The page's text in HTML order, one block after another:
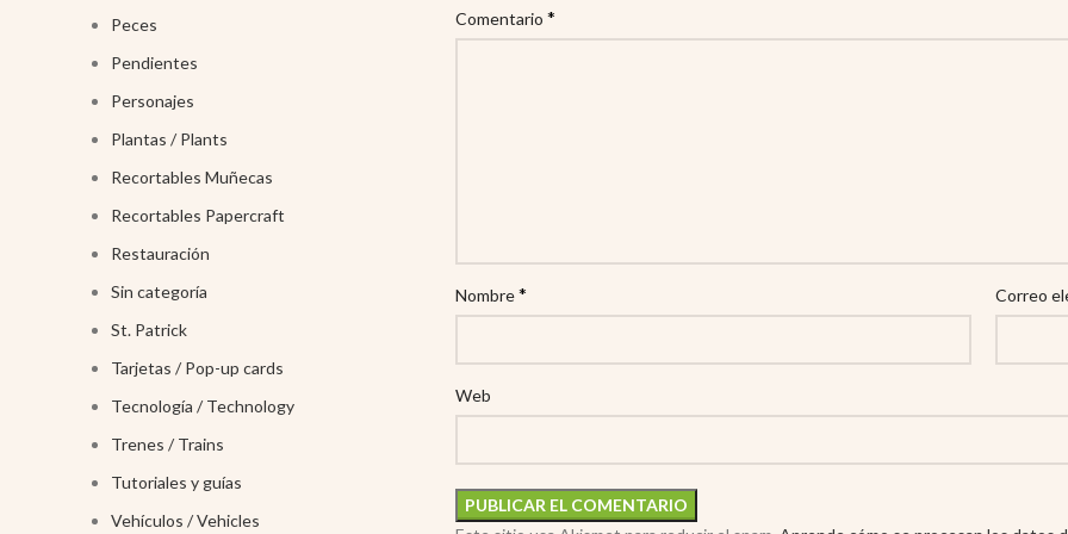
Comentario *
Nombre* Correo
Web
Peces
Pendientes
Personajes
Plantas / Plants
Recortables Muñecas
Recortables Papercraft
Restauración
Sin categoría
St. Patrick
Tarjetas / Pop-up cards
Tecnología / Technology
Trenes / Trains
Tutoriales y guías
Vehículos / Vehicles